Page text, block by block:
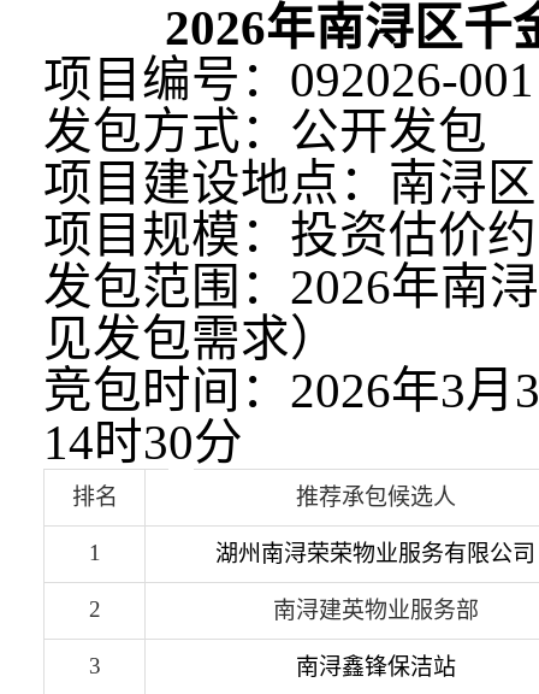
2026年南浔区千
项目编号： 092026-001
发包方式：公开发包
项目建设地点：南浔
项目规模：投资估价约
发包范围： 2026年南
见发包需求）
竞包时间： 2026年3月
14时30分
排名 推荐承包候选人
1 湖州南浔荣荣物业服务有限公司
2 南浔建英物业服务部
3 南浔鑫锋保洁站